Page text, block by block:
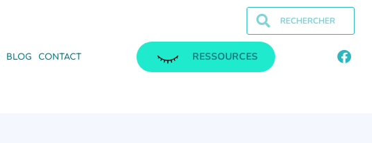
BLOG CONTACT RESSOURCES